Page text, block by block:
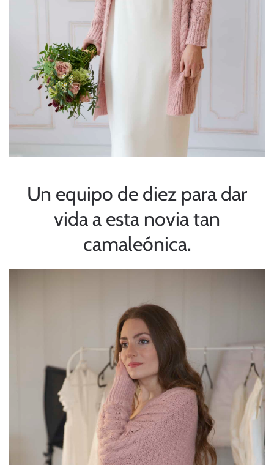
Un equipo de diez para dar
vida a esta novia tan
camaleónica.